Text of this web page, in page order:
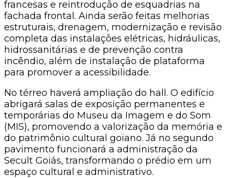
francesas e reintrodução de esquadrias na
fachada frontal. Ainda serão feitas melhorias
estruturais, drenagem, modernização e revisão
completa das instalações elétricas, hidráulicas,
hidrossanitárias e de prevenção contra
incêndio, além de instalação de plataforma
para promover a acessibilidade.
No térreo haverá ampliação do hall. O edifício
abrigará salas de exposição permanentes e
temporárias do Museu da Imagem e do Som
(MIS), promovendo a valorização da memória e
do patrimônio cultural goiano. Já no segundo
pavimento funcionará a administração da
Secult Goiás, transformando o prédio em um
espaço cultural e administrativo.